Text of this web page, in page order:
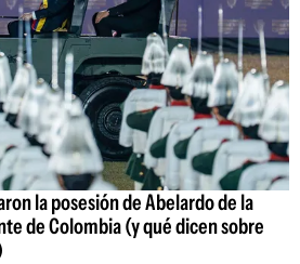
la posesión de Abelardo de la
de Colombia (y qué dicen sobre